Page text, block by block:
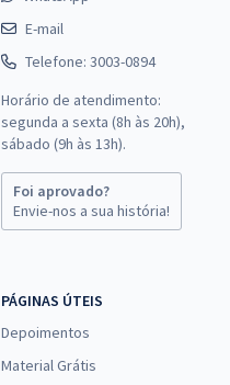
E-mail
Telefone: 3003-0894
Horário de atendimento:
segunda a sexta (8h às 20h),
sábado (9h às 13h).
Foi aprovado?
Envie-nos a sua história!
PÁGINAS ÚTEIS
Depoimentos
Material Grátis